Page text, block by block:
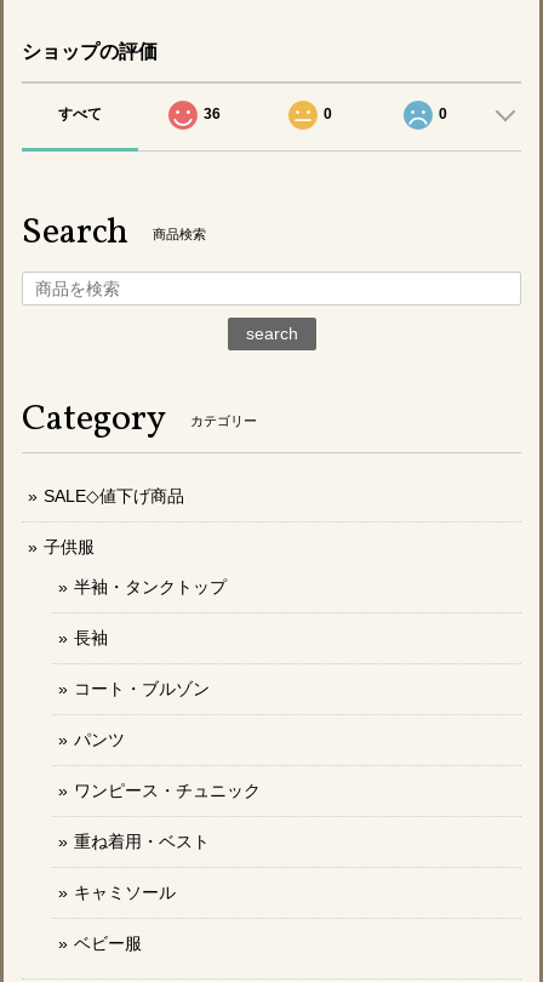
ショップの評価
すべて 36 0 0
Search 商品検索
search
Category カテゴリー
SALE◇値下げ商品
子供服
半袖・タンクトップ
長袖
コート・ブルゾン
パンツ
ワンピース・チュニック
重ね着用・ベスト
キャミソール
ベビー服